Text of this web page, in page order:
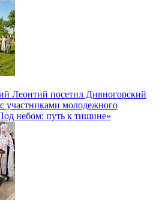
Леонтий посетил Дивногорский
участниками молодежного
небом: путь к тишине»